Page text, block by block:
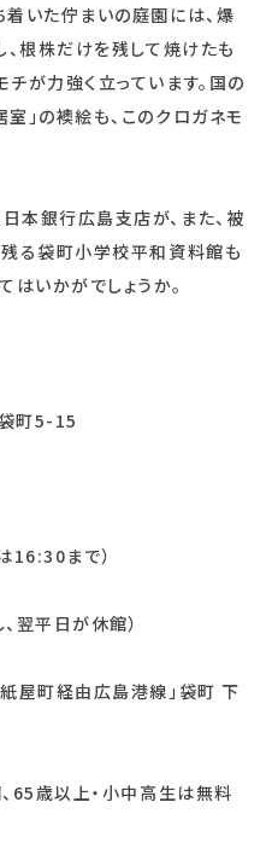
いた佇まいの庭園には、爆
根株だけを残して焼けたも
が力強く立っています。国の
」の襖絵も、このクロガネモ
本銀行広島支店が、また、被
残る袋町小学校平和資料館も
はいかがでしょうか。
町5-15
16:30まで）
翌平日が休館）
屋町経由広島港線」袋町 下
65歳以上・小中高生は無料